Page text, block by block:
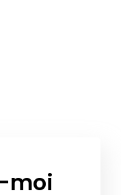
moi